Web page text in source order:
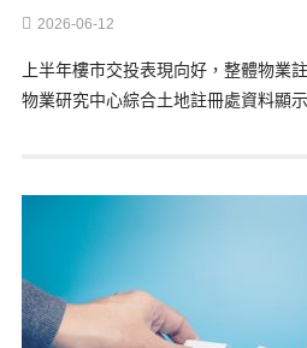
2026-06-12
上半年樓市交投表現向好，整體物業
物業研究中心綜合土地註冊處資料顯